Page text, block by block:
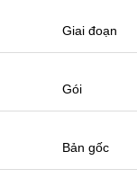
Giai đoạn
Gói
Bản gốc